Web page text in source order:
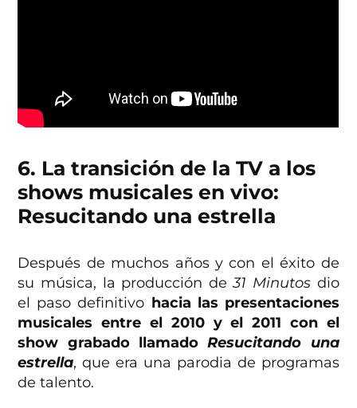
6. La transición de la TV a los
shows musicales en vivo:
Resucitando una estrella
Después de muchos años y con el éxito de
su música, la producción de31 Minutos dio
el paso definitivo hacia las presentaciones
musicales entre el 2010 y el 2011 con el
show grabado llamado Resucitando una
estrella, que era una parodia de programas
de talento.